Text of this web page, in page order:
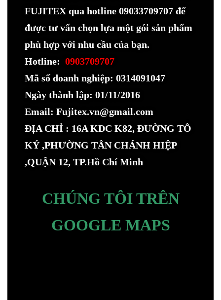
FUJITEX qua hotline 09033709707 để
được tư vấn chọn lựa một gói sản phẩm
phù hợp với nhu cầu của bạn.
Hotline: 0903709707
Mã số doanh nghiệp: 0314091047
Ngày thành lập: 01/11/2016
Email: Fujitex.vn@gmail.com
ĐỊA CHỈ : 16A KDC K82, ĐƯỜNG TÔ
KÝ ,PHƯỜNG TÂN CHÁNH HIỆP
,QUẬN 12, TP.Hồ Chí Minh
CHÚNG TÔI TRÊN
GOOGLE MAPS